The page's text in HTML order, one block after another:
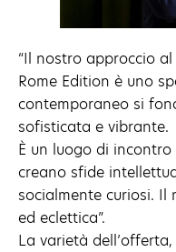
“Il nostro approccio
Rome Edition è uno
contemporaneo si
sofisticata e vibrante.
È un luogo di
creano sfide
socialmente curiosi. Il
ed eclettica”.
La varietà